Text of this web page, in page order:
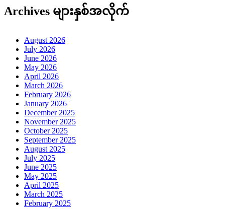
Archives များနှစ်အလိုက်
August 2026
July 2026
June 2026
May 2026
April 2026
March 2026
February 2026
January 2026
December 2025
November 2025
October 2025
September 2025
August 2025
July 2025
June 2025
May 2025
April 2025
March 2025
February 2025